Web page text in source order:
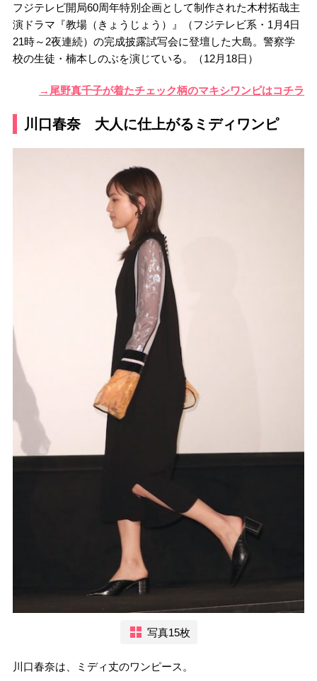
フジテレビ開局60周年特別企画として制作された木村拓哉主
演ドラマ『教場（きょうじょう）』（フジテレビ系・1月4日
21時～2夜連続）の完成披露試写会に登壇した大島。警察学
校の生徒・楠本しのぶを演じている。（12月18日）
→尾野真千子が着たチェック柄のマキシワンピはコチラ
川口春奈 大人に仕上がるミディワンピ
写真15枚
川口春奈は、ミディ丈のワンピース。